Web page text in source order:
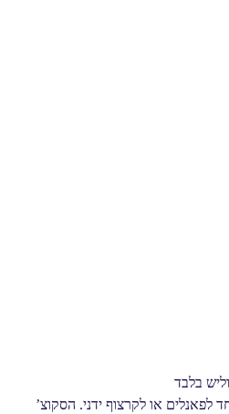
בלבד
לפאנלים או לקרצוף ידני. הסקוצ’